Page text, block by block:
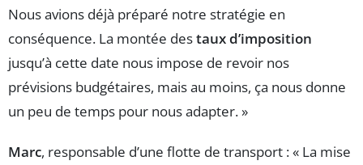
Nous avions déjà préparé notre stratégie en
conséquence. La montée destaux d’imposition
jusqu’à cette date nous impose de revoir nos
prévisions budgétaires, mais au moins, ça nous donne
un peu de temps pour nous adapter. »
Marc, responsable d’une flotte de transport : « La mise